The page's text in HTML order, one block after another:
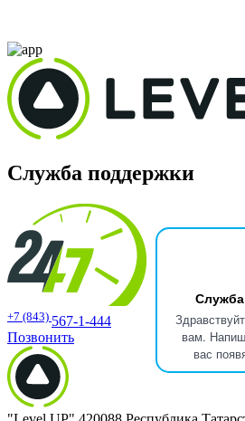
вам.
вас
Служба поддержки
+7 (843) 567-1-444
Позвонить